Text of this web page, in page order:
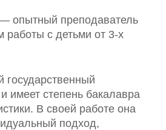
опытный преподаватель
работы с детьми от 3-х
государственный
имеет степень бакалавра
В своей работе она
подход,